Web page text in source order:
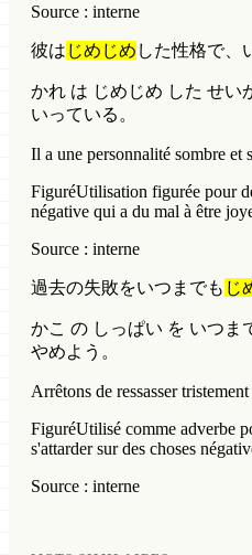
Source : interne
彼は じめじめ した性格で、
かれ は じめじめ した せい
いっている。
Il a une personnalité sombre et
FiguréUtilisation figurée pour
négative qui a du mal à être
Source : interne
過去の失敗をいつまでも じ
かこ の しっぱい を いつま
やめよう。
Arrêtons de ressasser
FiguréUtilisé comme adverbe
s'attarder sur des choses
Source : interne